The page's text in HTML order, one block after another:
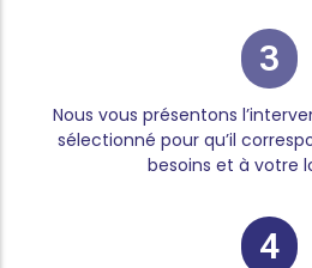
3
Nous vous présentons
sélectionné pour qu’il
besoins et à votre
4